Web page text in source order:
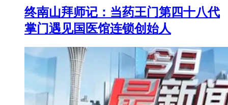
终南山拜师记：当药王门第四十八代
掌门遇见国医馆连锁创始人